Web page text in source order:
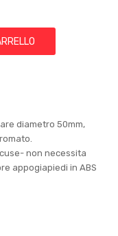
diametro 50mm,
non necessita
appogiapiedi in ABS